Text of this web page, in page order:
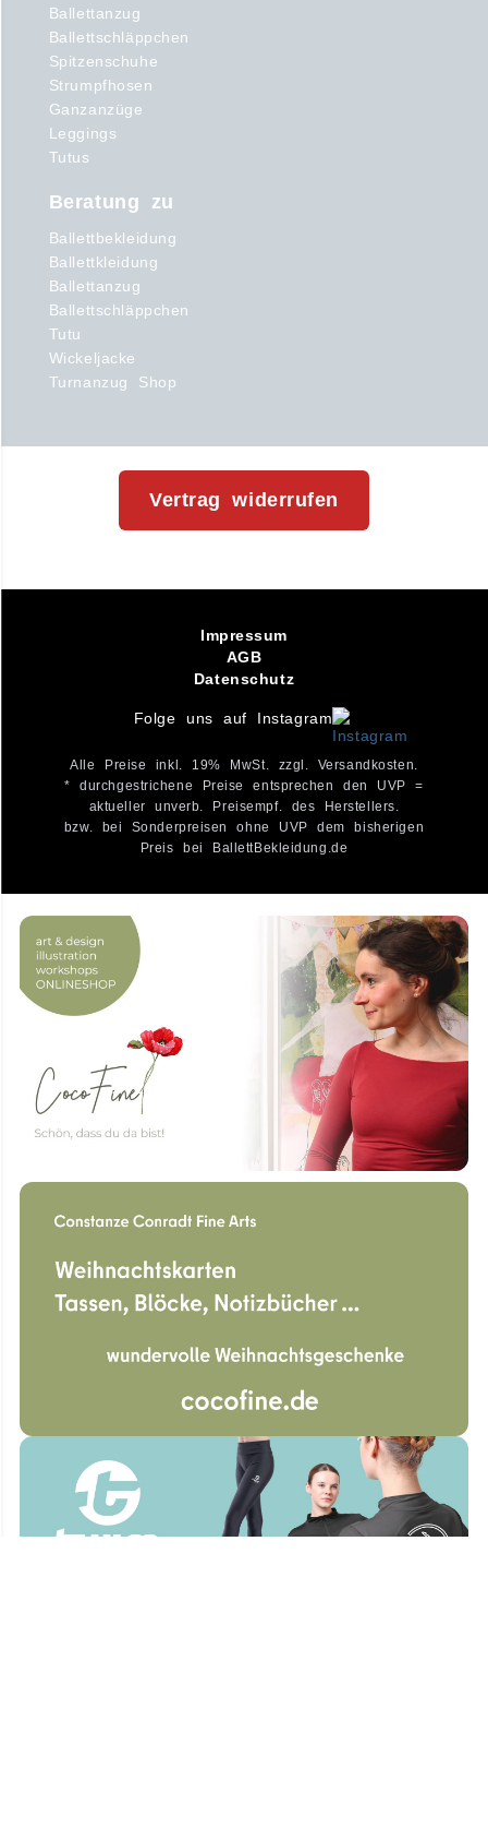
Ballettanzug
Ballettschläppchen
Spitzenschuhe
Strumpfhosen
Ganzanzüge
Leggings
Tutus
Beratung zu
Ballettbekleidung
Ballettkleidung
Ballettanzug
Ballettschläppchen
Tutu
Wickeljacke
Turnanzug Shop
Vertrag widerrufen
Impressum
AGB
Datenschutz
Folge uns auf Instagram
Alle Preise inkl. 19% MwSt. zzgl. Versandkosten.
* durchgestrichene Preise entsprechen den UVP =
aktueller unverb. Preisempf. des Herstellers.
bzw. bei Sonderpreisen ohne UVP dem bisherigen
Preis bei BallettBekleidung.de